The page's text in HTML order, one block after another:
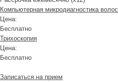
Компьютерная микродиагностика волос
Цена:
Бесплатно
Трихоскопия
Цена:
Бесплатно
Записаться на прием